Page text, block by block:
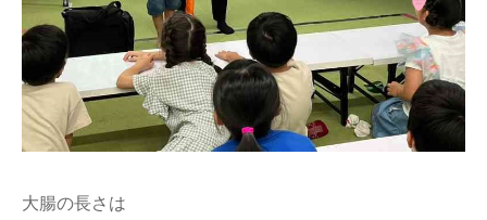
大腸の長さは